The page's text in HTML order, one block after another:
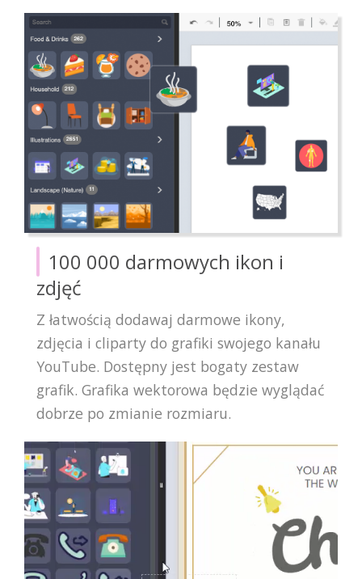
100 000 darmowych ikon i
zdjęć
Z łatwością dodawaj darmowe ikony,
zdjęcia i cliparty do grafiki swojego kanału
YouTube. Dostępny jest bogaty zestaw
grafik. Grafika wektorowa będzie wyglądać
dobrze po zmianie rozmiaru.